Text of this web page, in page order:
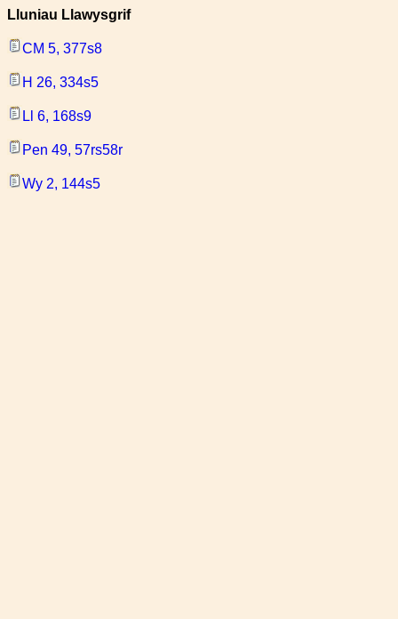
Lluniau Llawysgrif
CM 5, 377s8
H 26, 334s5
Ll 6, 168s9
Pen 49, 57rs58r
Wy 2, 144s5